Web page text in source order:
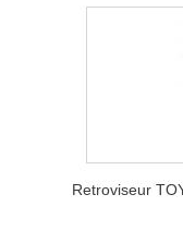
Retroviseur